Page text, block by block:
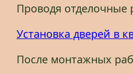
Проводя отделочные
Установка дверей в
После монтажных